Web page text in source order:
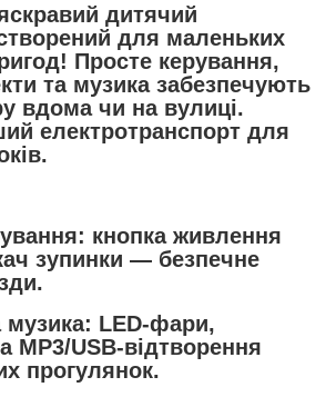
дитячий
для маленьких
Просте керування,
та музика забезпечують
вдома чи на вулиці.
електротранспорт для
кнопка живлення
зупинки — безпечне
музика: LED-фари,
MP3/USB-відтворення
прогулянок.